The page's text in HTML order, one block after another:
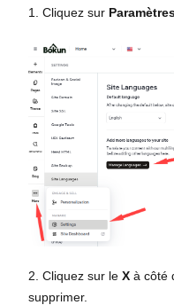
1. Cliquez sur
2. Cliquez sur le X à côté
supprimer.